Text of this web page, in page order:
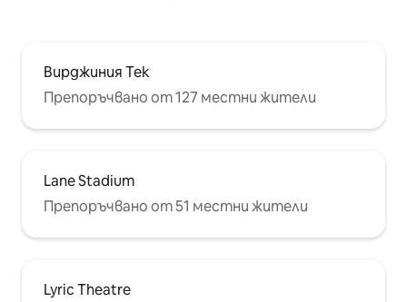
Вирджиния Тек
Препоръчвано от 127 местни жители
Lane Stadium
Препоръчвано от 51 местни жители
Lyric Theatre